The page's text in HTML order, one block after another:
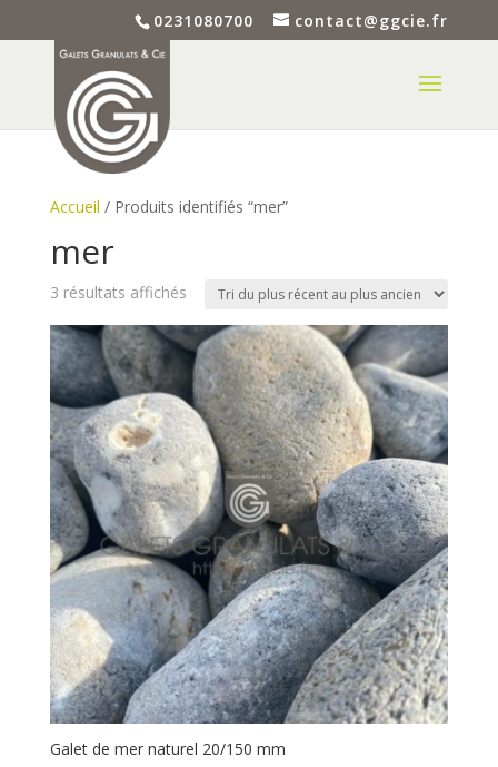
0231080700 contact@ggcie.fr
Accueil / Produits identifiés “mer”
mer
3 résultats affichésTrié
plus
récent
au
plus
ancien
Galet de mer naturel 20/150 mm